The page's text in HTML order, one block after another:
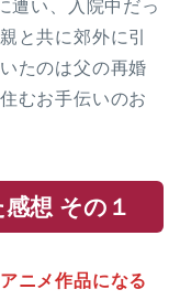
遭い、入院中だっ
と共に郊外に引
たのは父の再婚
むお手伝いのお
想 その１
ニメ作品になる